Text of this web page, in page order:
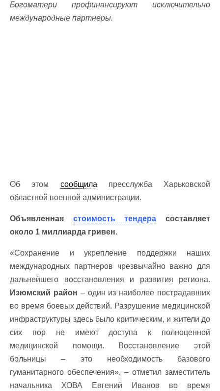
Богоматери профинансируют исключительно
международные партнеры.
Об этом сообщила пресслужба Харьковской
областной военной администрации.
Объявленная стоимость тендера составляет
около 1 миллиарда гривен.
«Сохранение и укрепление поддержки наших
международных партнеров чрезвычайно важно для
дальнейшего восстановления и развития региона.
Изюмский район – один из наиболее пострадавших
во время боевых действий. Разрушение медицинской
инфраструктуры здесь было критическим, и жители до
сих пор не имеют доступа к полноценной
медицинской помощи. Восстановление этой
больницы – это необходимость базового
гуманитарного обеспечения», – отметил заместитель
начальника ХОВА Евгений Иванов во время